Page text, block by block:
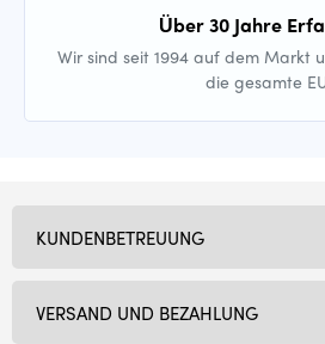
Über 30 Jahre
Wir sind seit 1994 auf dem Markt
die gesamte
KUNDENBETREUUNG
VERSAND UND BEZAHLUNG